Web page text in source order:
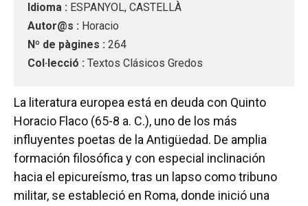
Idioma : ESPANYOL, CASTELLÀ
Autor@s : Horacio
Nº de pàgines : 264
Col·lecció : Textos Clásicos Gredos
La literatura europea está en deuda con Quinto
Horacio Flaco (65-8 a. C.), uno de los más
influyentes poetas de la Antigüedad. De amplia
formación filosófica y con especial inclinación
hacia el epicureísmo, tras un lapso como tribuno
militar, se estableció en Roma, donde inició una